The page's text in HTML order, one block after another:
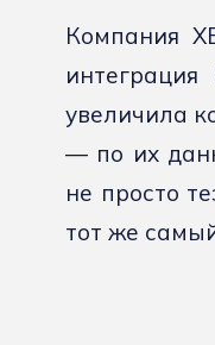
Компания
увеличила
— по их
не просто
тот же